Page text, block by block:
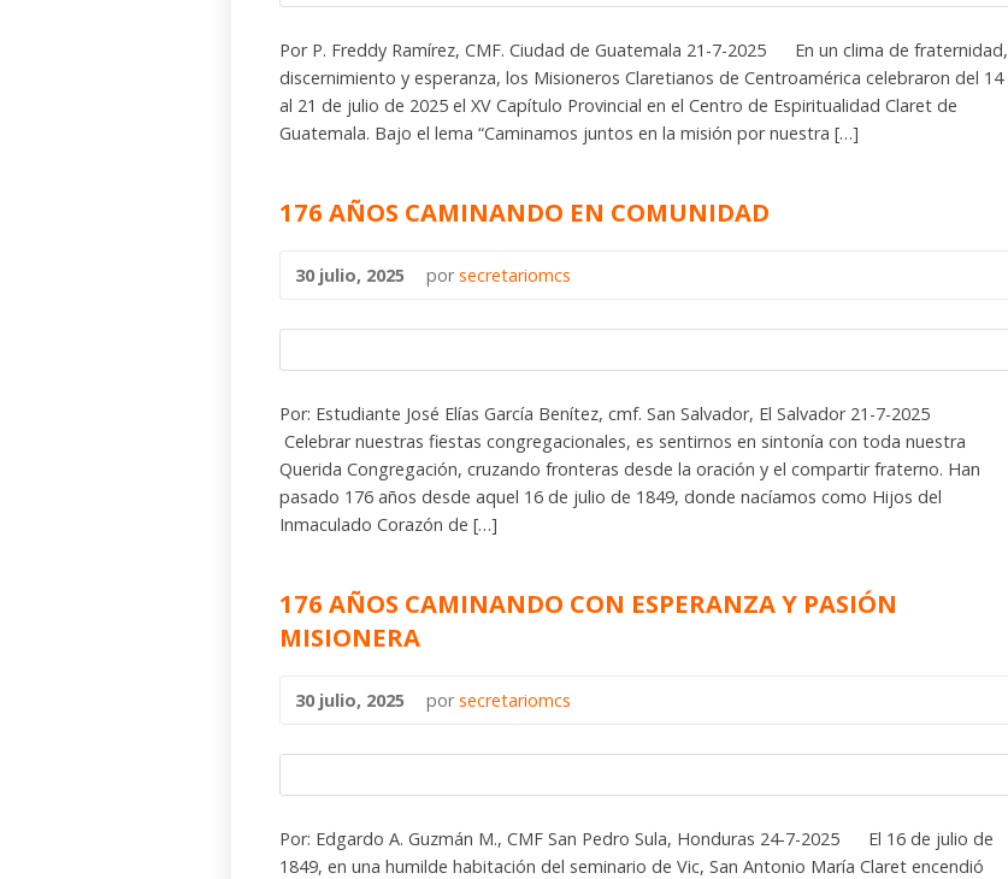
Por P. Freddy Ramírez, CMF. Ciudad de Guatemala 21-7-2025 En un clima de fraternidad,
discernimiento y esperanza, los Misioneros Claretianos de Centroamérica celebraron del 14
al 21 de julio de 2025 el XV Capítulo Provincial en el Centro de Espiritualidad Claret de
Guatemala. Bajo el lema “Caminamos juntos en la misión por nuestra […]
176 AÑOS CAMINANDO EN COMUNIDAD
30 julio, 2025 porsecretariomcs
Por: Estudiante José Elías García Benítez, cmf. San Salvador, El Salvador 21-7-2025
Celebrar nuestras fiestas congregacionales, es sentirnos en sintonía con toda nuestra
Querida Congregación, cruzando fronteras desde la oración y el compartir fraterno. Han
pasado 176 años desde aquel 16 de julio de 1849, donde nacíamos como Hijos del
Inmaculado Corazón de […]
176 AÑOS CAMINANDO CON ESPERANZA Y PASIÓN
MISIONERA
30 julio, 2025 porsecretariomcs
Por: Edgardo A. Guzmán M., CMF San Pedro Sula, Honduras 24-7-2025 El 16 de julio de
1849, en una humilde habitación del seminario de Vic, San Antonio María Claret encendió